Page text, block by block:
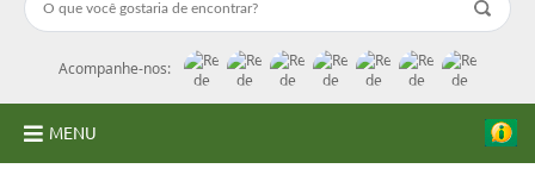
Acompanhe-nos:
MENU